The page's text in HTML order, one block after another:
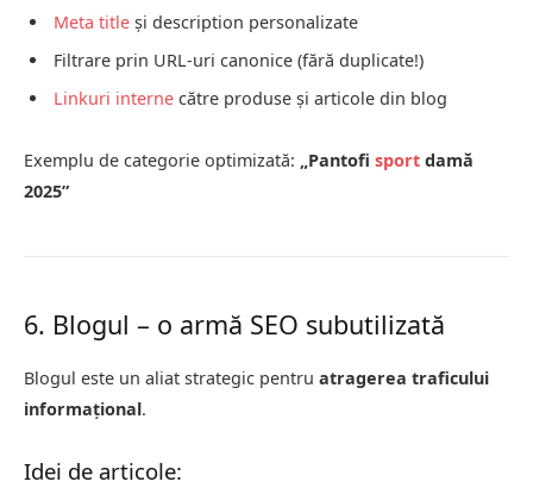
Meta title și description personalizate
Filtrare prin URL-uri canonice (fără duplicate!)
Linkuri interne către produse și articole din blog
Exemplu de categorie optimizată: „Pantofi sport damă
2025”
6. Blogul – o armă SEO subutilizată
Blogul este un aliat strategic pentru atragerea traficului
informațional.
Idei de articole: